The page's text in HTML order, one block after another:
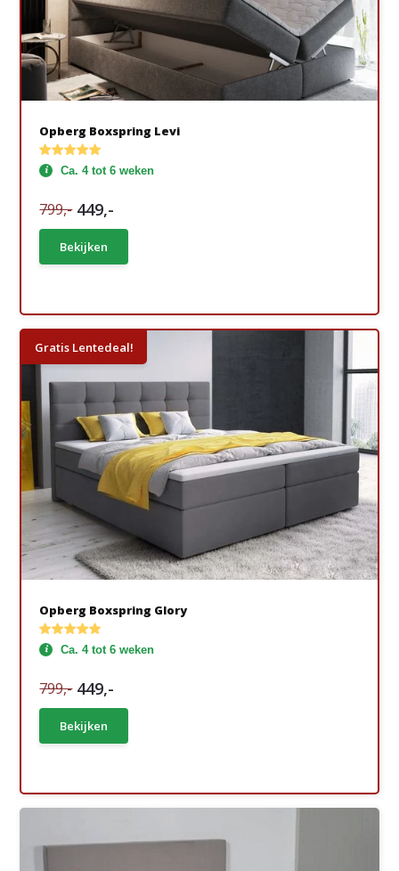
Opberg Boxspring Levi
Ca. 4 tot 6 weken
799,- 449,-
Bekijken
Gratis Lentedeal!
Opberg Boxspring Glory
Ca. 4 tot 6 weken
799,- 449,-
Bekijken